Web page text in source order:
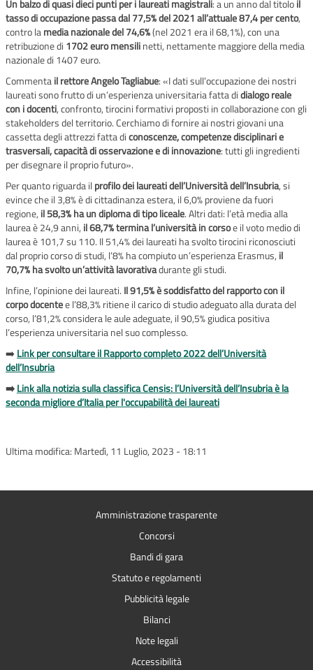
Un balzo di quasi dieci punti per i laureati magistrali: a un anno dal titoloil
tasso di occupazione passa dal 77,5% del 2021 all’attuale 87,4 per cento,
contro lamedia nazionale del 74,6%(nel 2021 era il 68,1%), con una
retribuzione di 1702 euro mensilinetti, nettamente maggiore della media
nazionale di 1407 euro.
Commentail rettore Angelo Tagliabue: «I dati sull’occupazione dei nostri
laureati sono frutto di un’esperienza universitaria fatta didialogo reale
con i docenti, confronto, tirocini formativi proposti in collaborazione con gli
stakeholders del territorio. Cerchiamo di fornire ai nostri giovani una
cassetta degli attrezzi fatta diconoscenze, competenze disciplinari e
trasversali, capacità di osservazione e di innovazione: tutti gli ingredienti
per disegnare il proprio futuro».
Per quanto riguarda ilprofilo dei laureati dell’Università dell’Insubria, si
evince che il 3,8% è di cittadinanza estera, il 6,0% proviene da fuori
regione, il 58,3% ha un diploma di tipo liceale. Altri dati: l’età media alla
laurea è 24,9 anni, il 68,7% termina l’università in corsoe il voto medio di
laurea è 101,7 su 110. Il 51,4% dei laureati ha svolto tirocini riconosciuti
dal proprio corso di studi, l’8% ha compiuto un’esperienza Erasmus, il
70,7% ha svolto un’attività lavorativadurante gli studi.
Infine, l’opinione dei laureati. Il 91,5% è soddisfatto del rapporto con il
corpo docentee l’88,3% ritiene il carico di studio adeguato alla durata del
corso, l’81,2% considera le aule adeguate, il 90,5% giudica positiva
l’esperienza universitaria nel suo complesso.
➡️Link per consultare il Rapporto completo 2022 dell’Università
dell’Insubria
➡️Link alla notizia sulla classifica Censis: l’Università dell’Insubria è la
seconda migliore d’Italia per l'occupabilità dei laureati
Ultima modifica: Martedì, 11 Luglio, 2023 - 18:11
Amministrazione trasparente
Concorsi
Bandi di gara
Statuto e regolamenti
Pubblicità legale
Bilanci
Note legali
Accessibilità